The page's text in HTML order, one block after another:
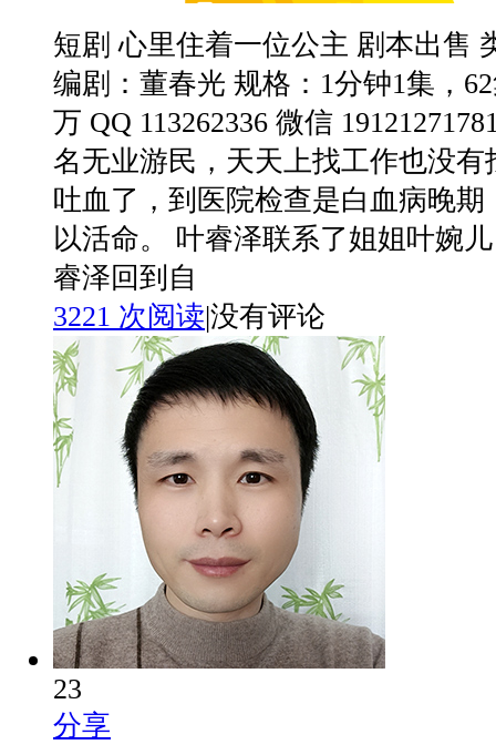
短剧 心里住着一位公主 剧本出售
编剧：董春光 规格：1分钟1集，
万 QQ 113262336 微信
名无业游民，天天上找工作也没有
吐血了，到医院检查是白血病晚期
以活命。 叶睿泽联系了姐姐叶婉
睿泽回到自
3221 次阅读|没有评论
23
分享